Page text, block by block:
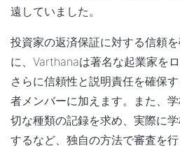
遠していました。
投資家の返済保証に対する信頼
に、Varthanaは著名な起業家を
さらに信頼性と説明責任を確保
者メンバーに加えます。また、
切な種類の記録を求め、実際に
するなど、独自の方法で審査を